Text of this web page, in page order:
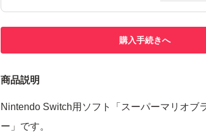
購入手続きへ
商品説明
Nintendo Switch用ソフト「スーパーマリオブ
ー」です。